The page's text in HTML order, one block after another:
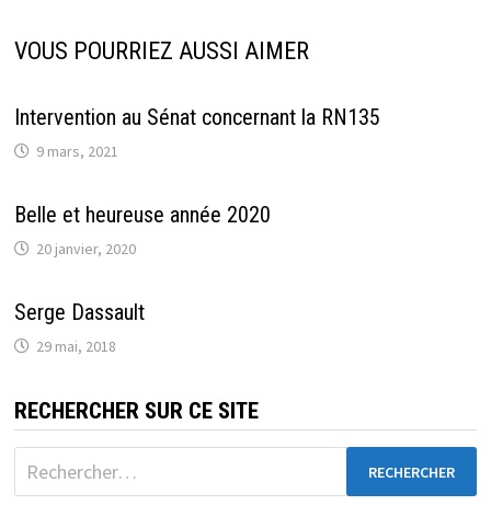
VOUS POURRIEZ AUSSI AIMER
Intervention au Sénat concernant la RN135
9 mars, 2021
Belle et heureuse année 2020
20 janvier, 2020
Serge Dassault
29 mai, 2018
RECHERCHER SUR CE SITE
Rechercher :